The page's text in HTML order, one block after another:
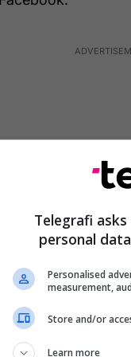
i janë
në afërsi të
Telegrafi
personal
Personalised
measurement,
Store and/or
Learn more